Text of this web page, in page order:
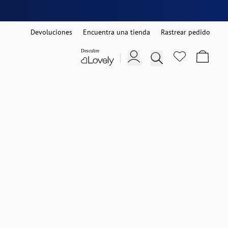
Devoluciones Encuentra una tienda Rastrear pedido